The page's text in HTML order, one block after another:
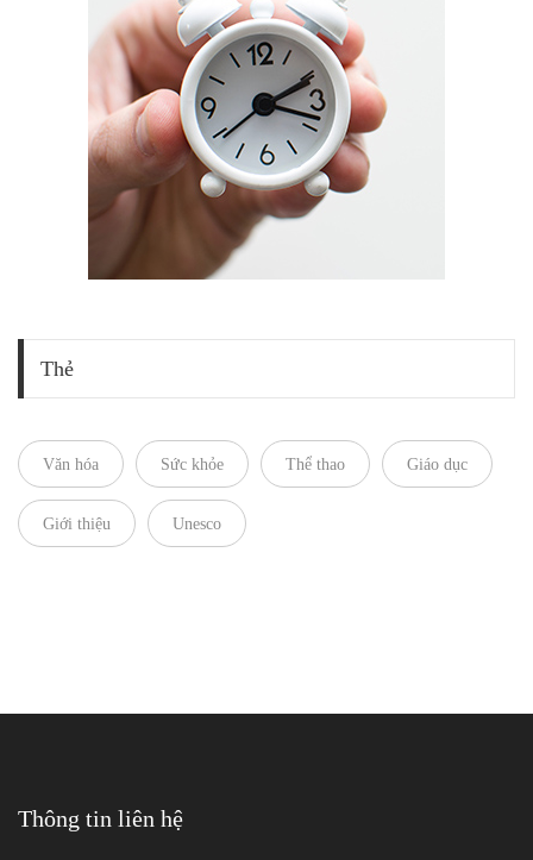
Thẻ
Văn hóa Sức khỏe Thể thao Giáo dục
Giới thiệu Unesco
Thông tin liên hệ